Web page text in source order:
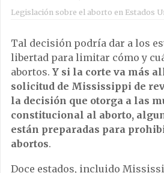
Legislación sobre el aborto en Estados
Tal decisión podría dar a los
libertad para limitar cómo y
abortos. Y si la corte va más
solicitud de Mississippi de
la decisión que otorga a las
constitucional al aborto,
están preparadas para
abortos.
Doce estados, incluido